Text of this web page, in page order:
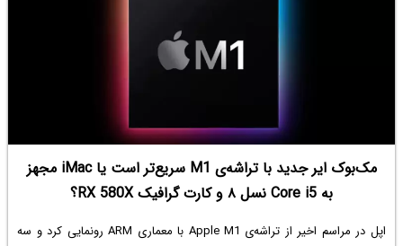
مک‌بوک ایر جدید با تراشه‌ی M1 سریع‌تر است یا iMac مجهز
به Core i5 نسل ۸ و کارت گرافیک RX 580X؟
اپل در مراسم اخیر از تراشه‌ی Apple M1 با معماری ARM رونمایی کرد و سه